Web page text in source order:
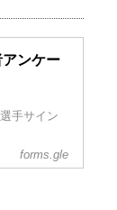
ンケー
手サイン
forms.gle